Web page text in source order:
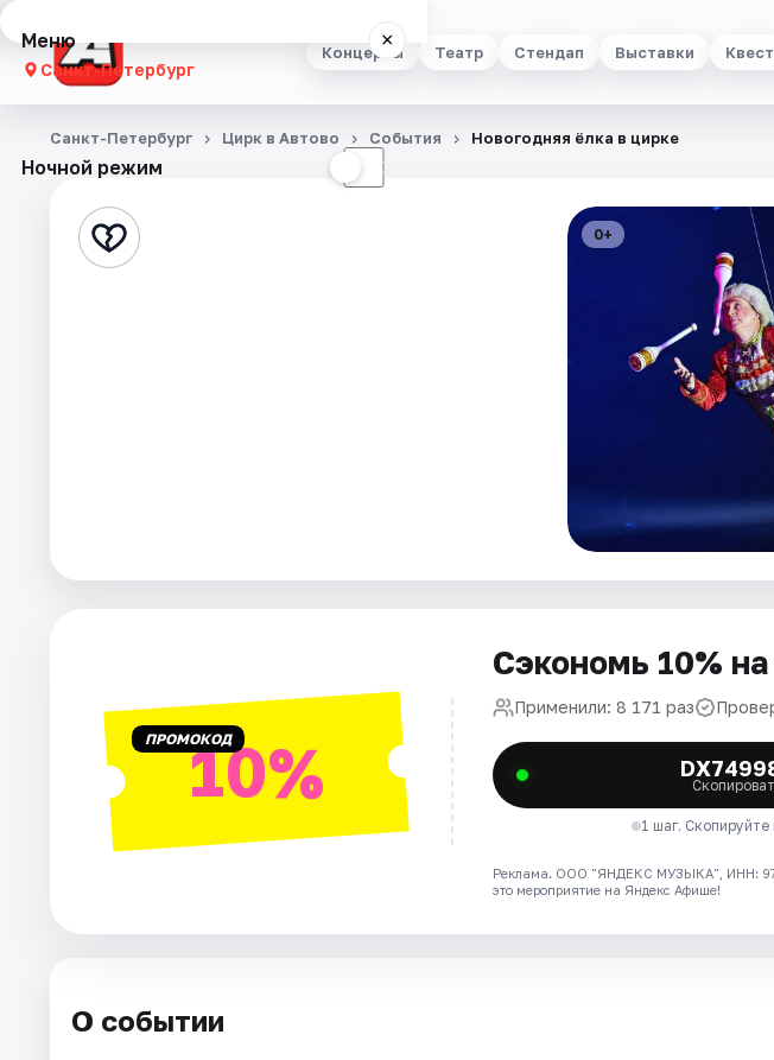
Концерты Театр Стендап Выставки
Меню ×
Санкт-Петербург
Концерты
Стендап
Артисты
Рейтинги
Ночной режим ☾
Санкт-Петербург Цирк в Автово События Новогодняя ёлка в цирке
0+
ПРОМОКОД10%
Сэкономь 10%
Применили: 8 171 раз
1 шаг.
Реклама. ООО "ЯНДЕКС МУЗЫКА", ИНН:
это мероприятие на Яндекс Афише!
О событии